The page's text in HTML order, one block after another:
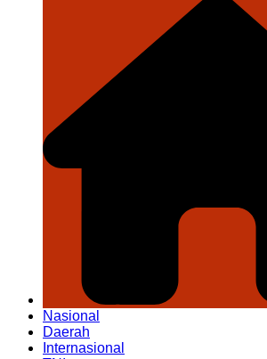
Nasional
Daerah
Internasional